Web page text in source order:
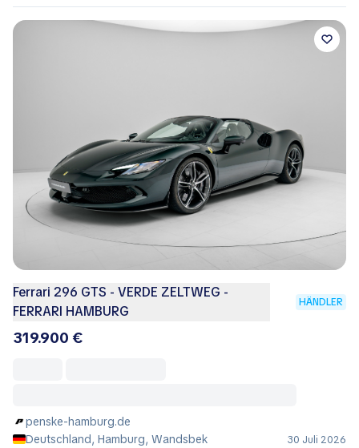
Ferrari 296 GTS - VERDE ZELTWEG -
FERRARI HAMBURG
HÄNDLER
319.900 €
penske-hamburg.de
Deutschland, Hamburg, Wandsbek
30 Juli 2026